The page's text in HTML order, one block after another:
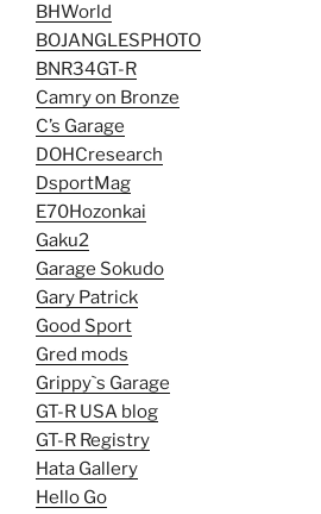
BHWorld
BOJANGLESPHOTO
BNR34GT-R
Camry on Bronze
C’s Garage
DOHCresearch
DsportMag
E70Hozonkai
Gaku2
Garage Sokudo
Gary Patrick
Good Sport
Gred mods
Grippy`s Garage
GT-R USA blog
GT-R Registry
Hata Gallery
Hello Go